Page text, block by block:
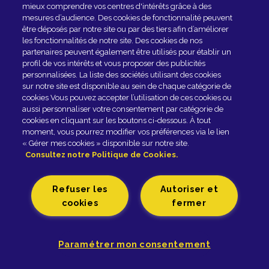
Fromagerie GRAINDORGE - 42, rue Général-Leclerc -
14140 LIVAROT - Tél. 02 31 48 20 00 |
Mentions légales
Politique de Gestion des cookies
Politique de Protection des Données Personnelles
Accessibilité
Paramètres des cookies
mieux comprendre vos centres d'intérêts grâce à des
mesures d’audience. Des cookies de fonctionnalité peuvent
être déposés par notre site ou par des tiers afin d’améliorer
les fonctionnalités de notre site. Des cookies de nos
partenaires peuvent également être utilisés pour établir un
profil de vos intérêts et vous proposer des publicités
personnalisées. La liste des sociétés utilisant des cookies
sur notre site est disponible au sein de chaque catégorie de
cookies Vous pouvez accepter l’utilisation de ces cookies ou
aussi personnaliser votre consentement par catégorie de
cookies en cliquant sur les boutons ci-dessous. À tout
moment, vous pourrez modifier vos préférences via le lien
« Gérer mes cookies » disponible sur notre site.
Consultez notre Politique de Cookies.
Autoriser et
fermer
Refuser les
cookies
Paramétrer mon consentement